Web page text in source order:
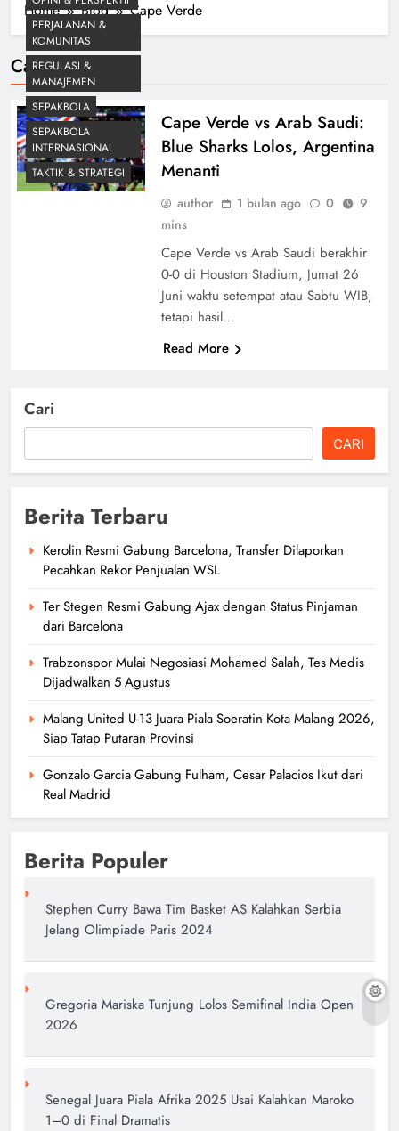
Home Blog Cape Verde
Cape Verde
PERJALANAN &
KOMUNITAS
REGULASI &
MANAJEMEN
SEPAKBOLA
SEPAKBOLA
INTERNASIONAL
TAKTIK & STRATEGI
Cape Verde vs Arab Saudi:
Blue Sharks Lolos, Argentina
Menanti
author 1 bulan ago 0
9
mins
Cape Verde vs Arab Saudi berakhir
0-0 di Houston Stadium, Jumat 26
Juni waktu setempat atau Sabtu WIB,
tetapi hasil…
Read More
Cari
CARI
Berita Terbaru
Kerolin Resmi Gabung Barcelona, Transfer Dilaporkan
Pecahkan Rekor Penjualan WSL
Ter Stegen Resmi Gabung Ajax dengan Status Pinjaman
dari Barcelona
Trabzonspor Mulai Negosiasi Mohamed Salah, Tes Medis
Dijadwalkan 5 Agustus
Malang United U-13 Juara Piala Soeratin Kota Malang 2026,
Siap Tatap Putaran Provinsi
Gonzalo Garcia Gabung Fulham, Cesar Palacios Ikut dari
Real Madrid
Berita Populer
Stephen Curry Bawa Tim Basket AS Kalahkan Serbia
Jelang Olimpiade Paris 2024
Gregoria Mariska Tunjung Lolos Semifinal India Open
2026
Senegal Juara Piala Afrika 2025 Usai Kalahkan Maroko
1–0 di Final Dramatis